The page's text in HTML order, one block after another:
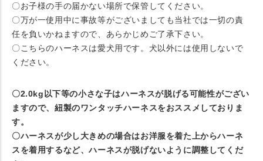
〇お子様の手の届かない場所で保管してください。
〇万が一使用中に事故等がございましても当社では一切の責
任を負いかねますので、あらかじめご了承下さい。
〇こちらのハーネスは愛犬用です。犬以外には使用しないで
ください。
〇2.0kg以下等の小さな子はハーネスが脱げる可能性がござい
ますので、紐製のワンタッチハーネスをおススメしておりま
す。
〇ハーネスが少し大きめの場合はお洋服を着た上からハーネ
スを着用するなど、ハーネスが脱げないように調整してくだ